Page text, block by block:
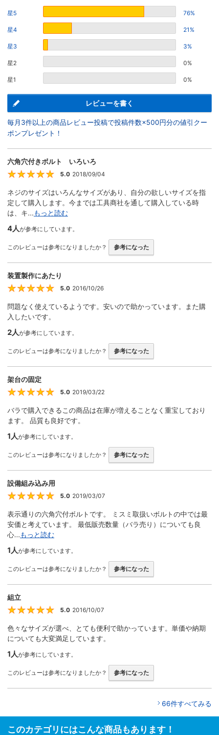
星5 76%
星4 21%
星3 3%
星2 0%
星1 0%
レビューを書く
毎月3件以上の商品レビュー投稿で投稿件数×500円分の値引クー
ポンプレゼント！
六角穴付きボルト いろいろ
5
5.0 2018/09/04
ネジのサイズはいろんなサイズがあり、自分の欲しいサイズを指
定して購入します。今までは工具商社を通して購入している時
は、キ...もっと読む
4人が参考にしています。
このレビューは参考になりましたか？ 参考になった
装置製作にあたり
5
5.0 2016/10/26
問題なく使えているようです。安いので助かっています。また購
入したいです。
2人が参考にしています。
このレビューは参考になりましたか？ 参考になった
架台の固定
5
5.0 2019/03/22
バラで購入できるこの商品は在庫が増えることなく重宝しており
ます。 品質も良好です。
1人が参考にしています。
このレビューは参考になりましたか？ 参考になった
設備組み込み用
5
5.0 2019/03/07
表示通りの六角穴付ボルトです。 ミスミ取扱いボルトの中では最
安価と考えています。 最低販売数量（バラ売り）についても良
心...もっと読む
1人が参考にしています。
このレビューは参考になりましたか？ 参考になった
組立
5
5.0 2016/10/07
色々なサイズが選べ、とても便利で助かっています。単価や納期
についても大変満足しています。
1人が参考にしています。
このレビューは参考になりましたか？ 参考になった
66件すべてみる
このカテゴリにはこんな商品もあります！